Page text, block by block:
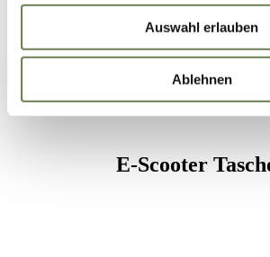
dabei weder wirksame Rechtsbehelfe
Betroffenenrechte durchsetzbar sein
Link „Details “ finden Sie eine
verwendeten Cookies. Sie können Ihre
Auswahl erlauben
Ablehnen
Inspirationen
Mein Konto
E-Scooter